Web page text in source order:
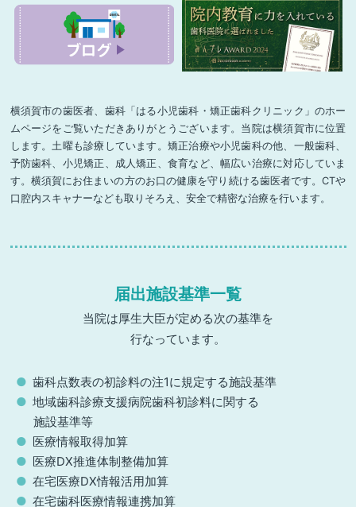
横須賀市の歯医者、歯科「はる小児歯科・矯正歯科クリニック」のホー
ムページをご覧いただきありがとうございます。当院は横須賀市に位置
します。土曜も診療しています。矯正治療や小児歯科の他、一般歯科、
予防歯科、小児矯正、成人矯正、食育など、幅広い治療に対応していま
す。横須賀にお住まいの方のお口の健康を守り続ける歯医者です。CTや
口腔内スキャナーなども取りそろえ、安全で精密な治療を行います。
届出施設基準一覧
当院は厚生大臣が定める次の基準を
行なっています。
歯科点数表の初診料の注1に規定する施設基準
地域歯科診療支援病院歯科初診料に関する
施設基準等
医療情報取得加算
医療DX推進体制整備加算
在宅医療DX情報活用加算
在宅歯科医療情報連携加算